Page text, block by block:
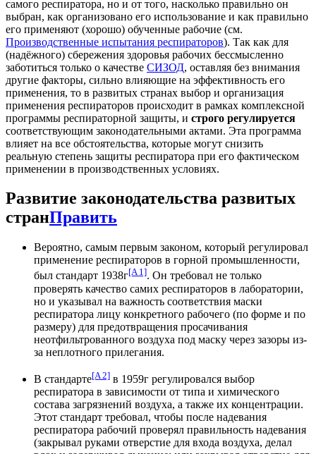
самого респиратора, но и от того, насколько правильно он
выбран, как организовано его использование и как правильно
его применяют (хорошо) обученные рабочие (см.
Производственные испытания респираторов). Так как для
(надёжного) сбережения здоровья рабочих бессмысленно
заботиться только о качестве СИЗОД, оставляя без внимания
другие факторы, сильно влияющие на эффективность его
применения, то в развитых странах выбор и организация
применения респираторов происходит в рамках комплексной
программы респираторной защиты, и строго регулируется
соответствующим законодательными актами. Эта программа
влияет на все обстоятельства, которые могут снизить
реальную степень защиты респиратора при его фактическом
применении в производственных условиях.
Развитие законодательства развитых
странПравить
Вероятно, самым первым законом, который регулировал
применение респираторов в горной промышленности,
был стандарт 1938г[A 1]. Он требовал не только
проверять качество самих респираторов в лаборатории,
но и указывал на важность соответствия маски
респиратора лицу конкретного рабочего (по форме и по
размеру) для предотвращения просачивания
неотфильтрованного воздуха под маску через зазоры из-
за неплотного прилегания.
В стандарте[A 2] в 1959г регулировался выбор
респиратора в зависимости от типа и химического
состава загрязнений воздуха, а также их концентрации.
Этот стандарт требовал, чтобы после надевания
респиратора рабочий проверял правильность надевания
(закрывал руками отверстие для входа воздуха, делал